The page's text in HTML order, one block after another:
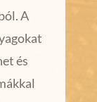
A
és